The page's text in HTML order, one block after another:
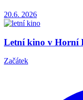
20.6. 2026
Letní kino v Horní
Začátek